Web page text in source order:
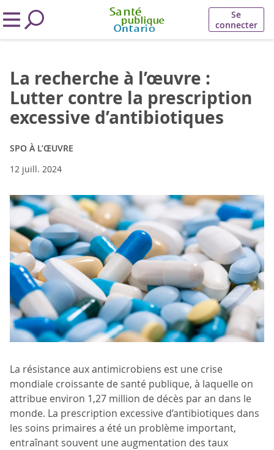
Se
connecter
La recherche à l’œuvre :
Lutter contre la prescription
excessive d’antibiotiques
SPO À L’ŒUVRE
12 juill. 2024
La résistance aux antimicrobiens est une crise
mondiale croissante de santé publique, à laquelle on
attribue environ 1,27 million de décès par an dans le
monde. La prescription excessive d’antibiotiques dans
les soins primaires a été un problème important,
entraînant souvent une augmentation des taux